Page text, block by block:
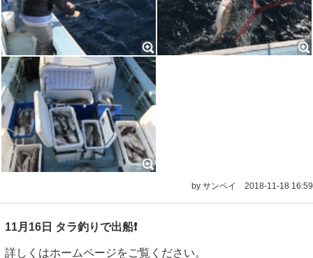
by サンペイ 2018-11-18 16:59
11月16日 タラ釣りで出船❗️
詳しくはホームページをご覧ください。